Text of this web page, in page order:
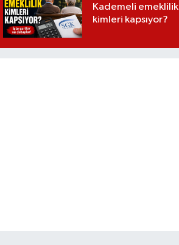
Kademeli emeklilik
kimleri kapsıyor?